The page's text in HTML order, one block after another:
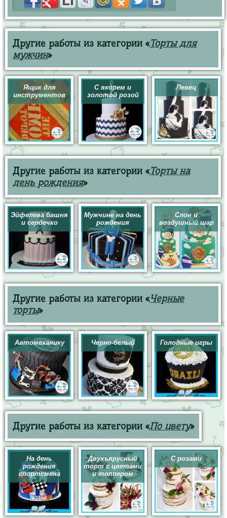
Другие работы из категории «Торты для
мужчин»
Ящик для
инструментов
С якорем и
золотой розой
Певец
Другие работы из категории «Торты на
день рождения»
Эйфелева башня
и сердечко
Мужчине на день
рождения
Слон и
воздушный шар
Другие работы из категории «Черные
торты»
Автомеханику Черно-белый Голодные игры
Другие работы из категории «По цвету»
На день
рождения
спортсмена
Двухъярусный
торт с цветами
и топпером
С розами